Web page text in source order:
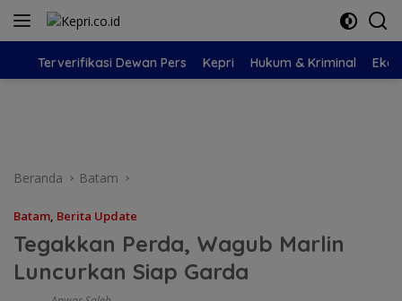
Langsung
Terverifikasi Dewan Pers Kepri Hukum & Kriminal
Beranda Batam
Batam, Berita Update
Tegakkan Perda, Wagub Marlin
Luncurkan Siap Garda